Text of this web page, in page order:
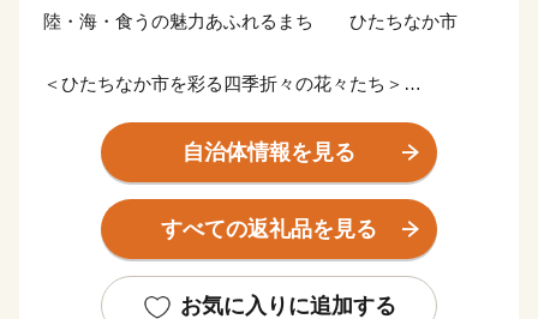
陸・海・食うの魅力あふれるまち ひたちなか市
＜ひたちなか市を彩る四季折々の花々たち＞
かな春が訪れる頃、国営ひたち海浜公園では、香り高く
色鮮やかなスイセン、カラフルで可愛らしいチューリッ
プ、そして、『死ぬまでに行きたい！世界の絶景』と評
され空の青・海の青のハーモニーが美しいネモフィラが
現す新緑のコキアは、秋にかけて赤と緑のグラデーショ
自治体情報を見る
すべての返礼品を見る
お気に入りに追加する